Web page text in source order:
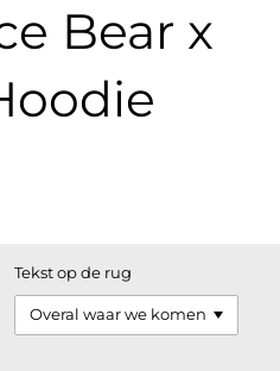
Bear x
Tekst op de rug